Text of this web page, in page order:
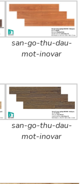
san-go-thu-dau-
mot-inovar
san-go-thu-dau-
mot-inovar